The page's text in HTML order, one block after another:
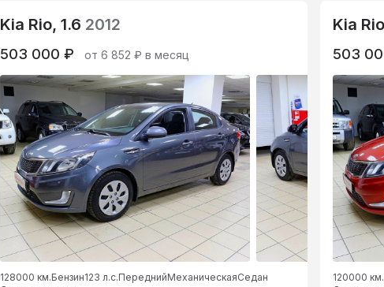
Kia Rio, 1.6 2012
503 000 ₽ от 6 852 ₽ в месяц
128000 км.Бензин123 л.с.ПереднийМеханическаяСедан
Kia
503
120000 км.